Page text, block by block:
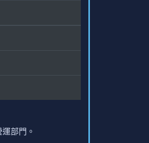
部門。